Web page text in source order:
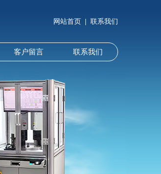
网站首页 联系我们
客户留言 联系我们